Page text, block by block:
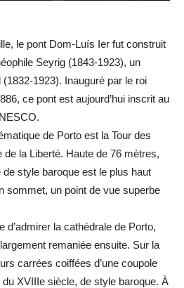
le pont Dom-Luís Ier fut construit
Seyrig (1843-1923), un
1923). Inauguré par le roi
ce pont est aujourd’hui inscrit au
de Porto est la Tour des
la Liberté. Haute de 76 mètres,
style baroque est le plus haut
sommet, un point de vue superbe
d’admirer la cathédrale de Porto,
remaniée ensuite. Sur la
carrées coiffées d’une coupole
XVIIIe siècle, de style baroque. À